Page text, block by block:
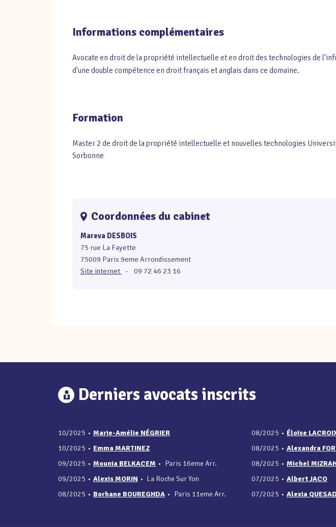
Informations complémentaires
Avocate en droit de la propriété intellectuelle et en droit des technologies de
d'une double compétence en droit français et anglais dans ce domaine.
Formation
Master 2 de droit de la propriété intellectuelle et nouvelles technologies
Sorbonne
Coordonnées du cabinet
Mareva DESBOIS
75 rue La Fayette
75009 Paris 9eme Arrondissement
Site internet
- 09 72 46 23 16
Derniers avocats inscrits
10/2025 • Marie-Amélie NÉGRIER
10/2025 • Emma MARTINEZ
09/2025 • Mounia BELKACEM • Paris 16eme Arr.
09/2025 • Alexis MORIN • La Roche Sur Yon
08/2025 • Borhane BOUREGHDA • Paris 11eme Arr.
08/2025 • Éloïse
08/2025 • Alexandra
08/2025 • Michel
07/2025 • Albert JACO
07/2025 • Alexia